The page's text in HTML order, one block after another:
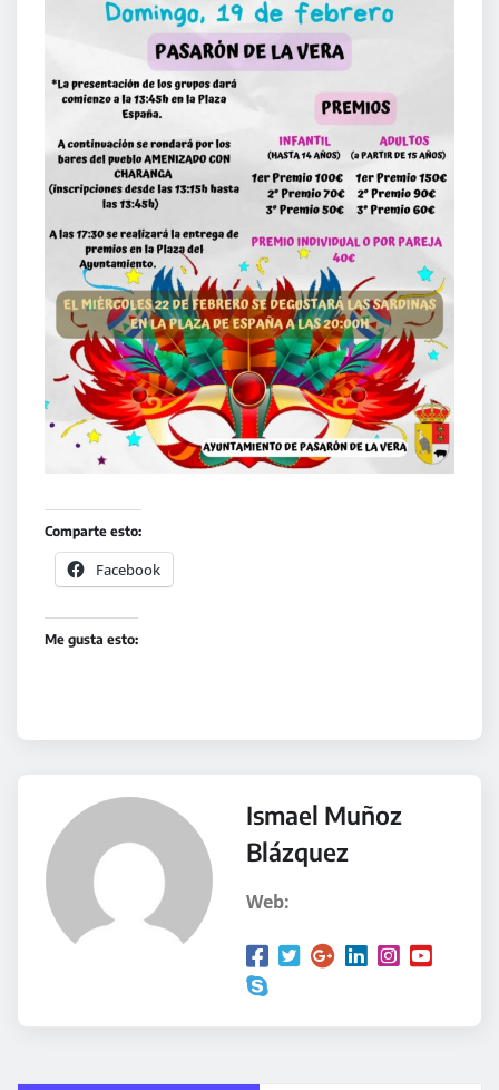
Comparte esto:
Facebook
Me gusta esto:
Ismael Muñoz
Blázquez
Web: